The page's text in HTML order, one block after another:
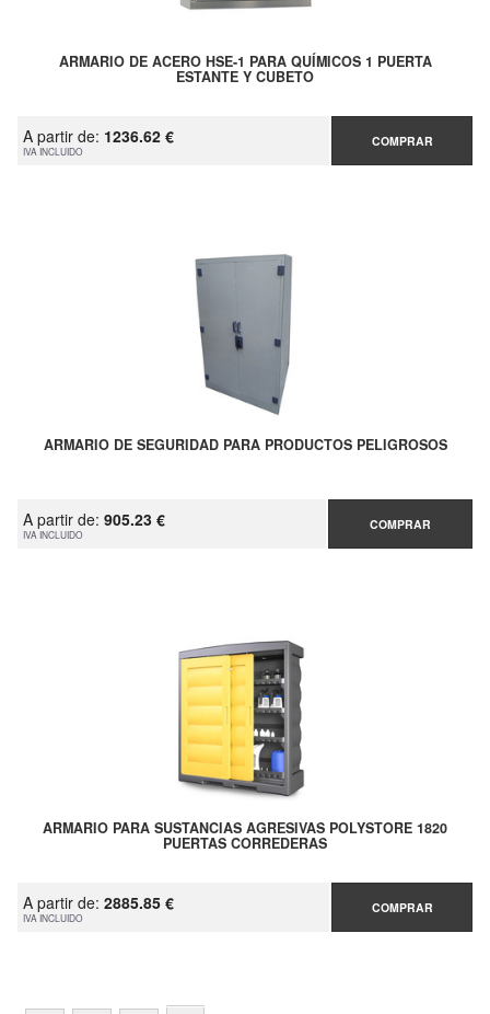
ARMARIO DE ACERO HSE-1 PARA QUÍMICOS 1 PUERTA
ESTANTE Y CUBETO
A partir de: 1236.62 €
IVA INCLUIDO
COMPRAR
ARMARIO DE SEGURIDAD PARA PRODUCTOS PELIGROSOS
A partir de: 905.23 €
IVA INCLUIDO
COMPRAR
ARMARIO PARA SUSTANCIAS AGRESIVAS POLYSTORE 1820
PUERTAS CORREDERAS
A partir de: 2885.85 €
IVA INCLUIDO
COMPRAR